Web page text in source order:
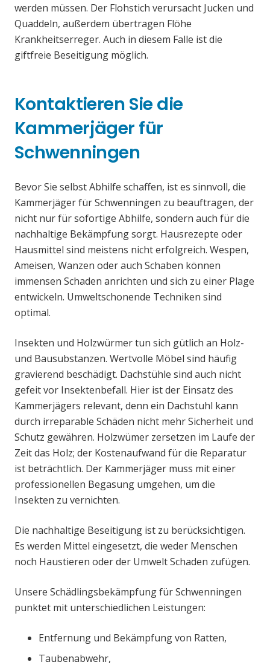
werden müssen. Der Flohstich verursacht Jucken und
Quaddeln, außerdem übertragen Flöhe
Krankheitserreger. Auch in diesem Falle ist die
giftfreie Beseitigung möglich.
Kontaktieren Sie die
Kammerjäger für
Schwenningen
Bevor Sie selbst Abhilfe schaffen, ist es sinnvoll, die
Kammerjäger für Schwenningen zu beauftragen, der
nicht nur für sofortige Abhilfe, sondern auch für die
nachhaltige Bekämpfung sorgt. Hausrezepte oder
Hausmittel sind meistens nicht erfolgreich. Wespen,
Ameisen, Wanzen oder auch Schaben können
immensen Schaden anrichten und sich zu einer Plage
entwickeln. Umweltschonende Techniken sind
optimal.
Insekten und Holzwürmer tun sich gütlich an Holz-
und Bausubstanzen. Wertvolle Möbel sind häufig
gravierend beschädigt. Dachstühle sind auch nicht
gefeit vor Insektenbefall. Hier ist der Einsatz des
Kammerjägers relevant, denn ein Dachstuhl kann
durch irreparable Schäden nicht mehr Sicherheit und
Schutz gewähren. Holzwümer zersetzen im Laufe der
Zeit das Holz; der Kostenaufwand für die Reparatur
ist beträchtlich. Der Kammerjäger muss mit einer
professionellen Begasung umgehen, um die
Insekten zu vernichten.
Die nachhaltige Beseitigung ist zu berücksichtigen.
Es werden Mittel eingesetzt, die weder Menschen
noch Haustieren oder der Umwelt Schaden zufügen.
Unsere Schädlingsbekämpfung für Schwenningen
punktet mit unterschiedlichen Leistungen:
Entfernung und Bekämpfung von Ratten,
Taubenabwehr,